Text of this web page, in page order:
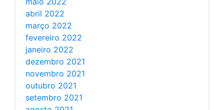
abril 2022
março 2022
fevereiro 2022
janeiro 2022
dezembro 2021
novembro 2021
outubro 2021
setembro 2021